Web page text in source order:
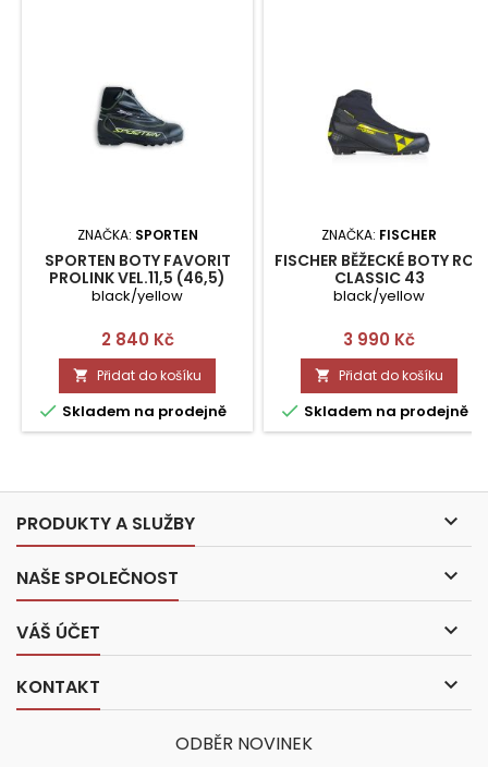
ZNAČKA: SPORTEN
SPORTEN BOTY FAVORIT
PROLINK VEL.11,5 (46,5)
black/yellow
Cena
2 840 Kč
 Přidat do košíku
 Skladem na prodejně
ZNAČKA: FISCHER
FISCHER BĚŽECKÉ BOTY RC3
CLASSIC 43
black/yellow
Cena
3 990 Kč
 Přidat do košíku
 Skladem na prodejně
PRODUKTY A SLUŽBY 
NAŠE SPOLEČNOST 
VÁŠ ÚČET 
KONTAKT 
ODBĚR NOVINEK